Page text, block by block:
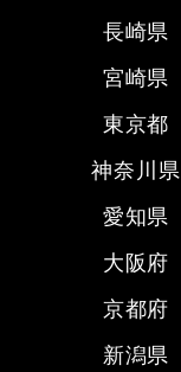
長崎県
宮崎県
東京都
神奈川県
愛知県
大阪府
京都府
新潟県